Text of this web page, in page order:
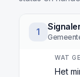
1
WAT
Het